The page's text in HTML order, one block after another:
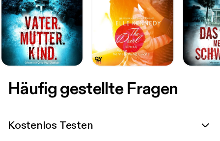
Häufig gestellte Fragen
Kostenlos Testen